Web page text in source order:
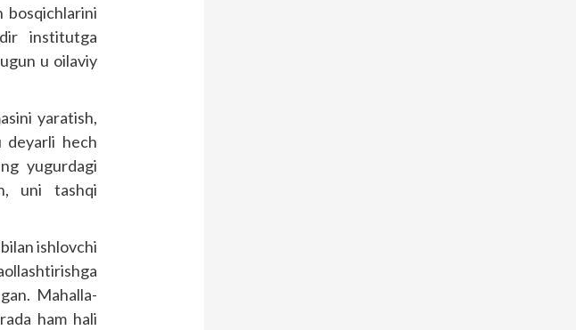
bosqichlarini
institutga
u oilaviy
yaratish,
deyarli hech
yugurdagi
uni tashqi
ishlovchi
Mahalla-
ham hali